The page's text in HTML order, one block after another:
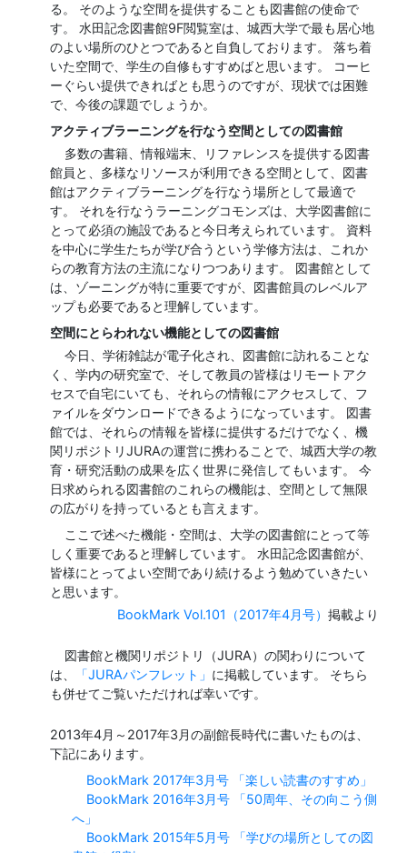
る。 そのような空間を提供することも図書館の使命で
す。 水田記念図書館9F閲覧室は、城西大学で最も居心地
のよい場所のひとつであると自負しております。 落ち着
いた空間で、学生の自修もすすめばと思います。 コーヒ
ーぐらい提供できればとも思うのですが、現状では困難
で、今後の課題でしょうか。
アクティブラーニングを行なう空間としての図書館
多数の書籍、情報端末、リファレンスを提供する図書
館員と、多様なリソースが利用できる空間として、図書
館はアクティブラーニングを行なう場所として最適で
す。 それを行なうラーニングコモンズは、大学図書館に
とって必須の施設であると今日考えられています。 資料
を中心に学生たちが学び合うという学修方法は、これか
らの教育方法の主流になりつつあります。 図書館として
は、ゾーニングが特に重要ですが、図書館員のレベルア
ップも必要であると理解しています。
空間にとらわれない機能としての図書館
今日、学術雑誌が電子化され、図書館に訪れることな
く、学内の研究室で、そして教員の皆様はリモートアク
セスで自宅にいても、それらの情報にアクセスして、フ
ァイルをダウンロードできるようになっています。 図書
館では、それらの情報を皆様に提供するだけでなく、機
関リポジトリJURAの運営に携わることで、城西大学の教
育・研究活動の成果を広く世界に発信してもいます。 今
日求められる図書館のこれらの機能は、空間として無限
の広がりを持っているとも言えます。
ここで述べた機能・空間は、大学の図書館にとって等
しく重要であると理解しています。 水田記念図書館が、
皆様にとってよい空間であり続けるよう勉めていきたい
と思います。
BookMark Vol.101（2017年4月号） 掲載より
図書館と機関リポジトリ（JURA）の関わりについて
は、
「JURAパンフレット」 に掲載しています。 そちら
も併せてご覧いただければ幸いです。
2013年4月～2017年3月の副館長時代に書いたものは、
下記にあります。
BookMark 2017年3月号 「楽しい読書のすすめ」
BookMark 2016年3月号 「50周年、その向こう側
へ」
BookMark 2015年5月号 「学びの場所としての図